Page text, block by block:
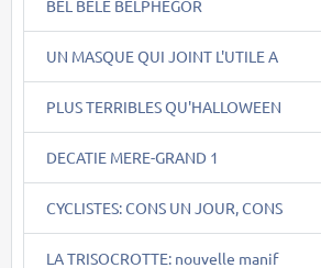
BEL BÊLE BELPHEGOR
UN MASQUE QUI JOINT L'UTILE A
PLUS TERRIBLES QU'HALLOWEEN
DECATIE MERE-GRAND 1
CYCLISTES: CONS UN JOUR, CONS
LA TRISOCROTTE: nouvelle manif